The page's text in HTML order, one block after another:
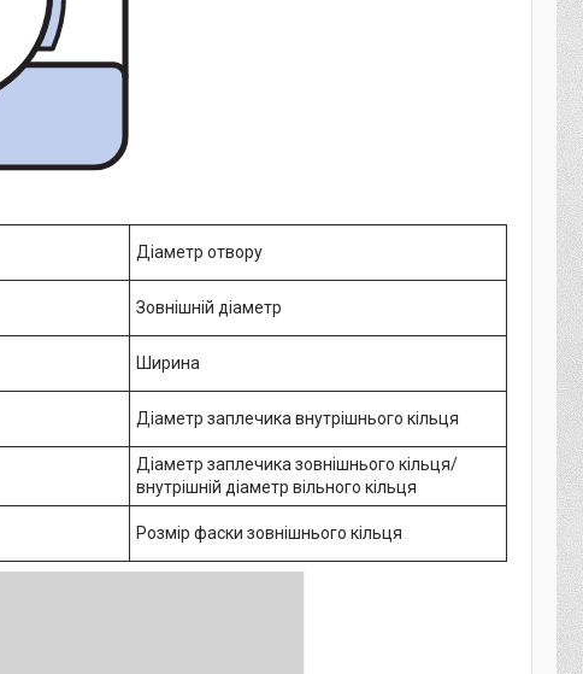
Діаметр отвору
Зовнішній діаметр
Ширина
Діаметр заплечика внутрішнього кільця
Діаметр заплечика зовнішнього кільця/
внутрішній діаметр вільного кільця
Розмір фаски зовнішнього кільця